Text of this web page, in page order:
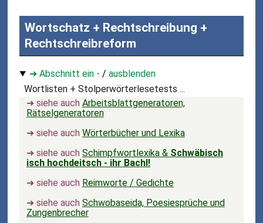
Wortschatz + Rechtschreibung +
Rechtschreibreform
➜ Abschnitt ein - /ausblenden
Wortlisten + Stolperwörterlesetests ...
➜ siehe auch Arbeitsblattgeneratoren,
Rätselgeneratoren
➜ siehe auch Wörterbücher und Lexika
➜ siehe auch Schimpfwortlexika & Schwäbisch
isch hochdeitsch - ihr Bachl!
➜ siehe auch Reimworte / Gedichte
➜ siehe auch Schwobaseida, Poesiesprüche und
Zungenbrecher